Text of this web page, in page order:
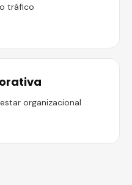
tráfico
organizacional